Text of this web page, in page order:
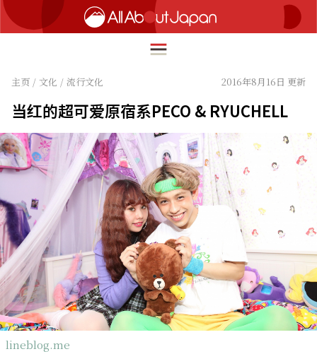
简体中文
ภาษาไทย
한국어
日本語
HOME
旅行
文化
热点
生活
关于我们
主页 / 文化 / 流行文化 2016年8月16日 更新
当红的超可爱原宿​​系PECO & RYUCHELL
lineblog.me